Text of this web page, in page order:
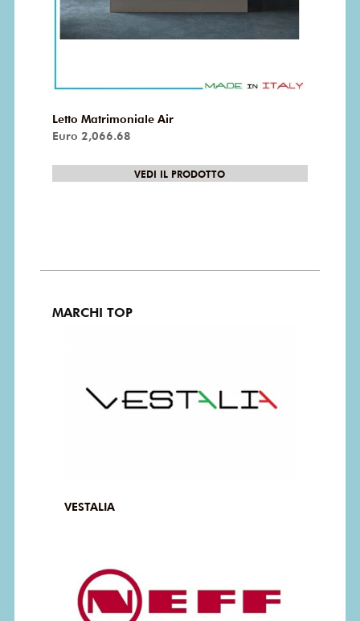
Letto Matrimoniale Air
Euro 2,066.68
VEDI IL PRODOTTO
MARCHI TOP
VESTALIA